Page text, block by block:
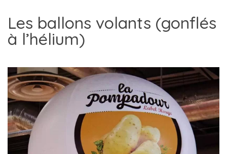
Les ballons volants (gonflés
à l’hélium)